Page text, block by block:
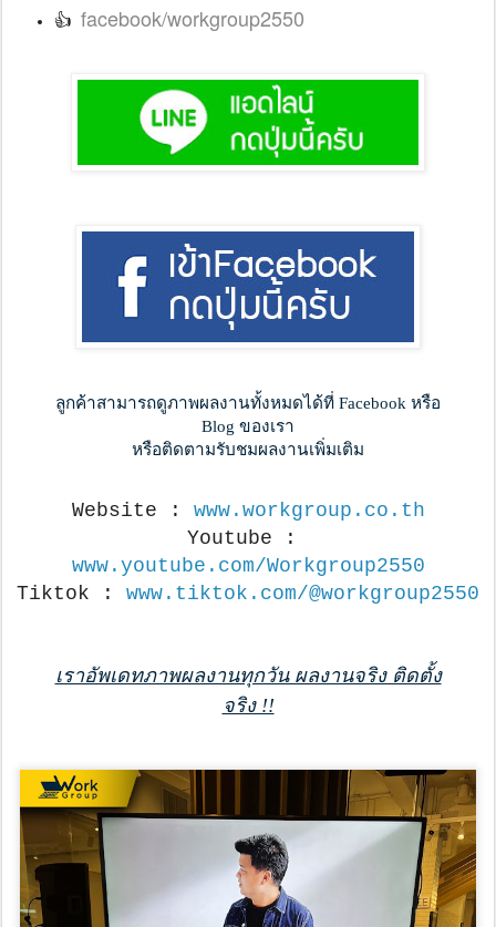
👍 facebook/workgroup2550
ลูกค้าสามารถดูภาพผลงานทั้งหมดได้ที่ Facebook หรือ
Blog ของเรา
หรือติดตามรับชมผลงานเพิ่มเติม
Website : www.workgroup.co.th
www.youtube.com/Workgroup2550
Tiktok : www.tiktok.com/@workgroup2550
เราอัพเดทภาพผลงานทุกวัน ผลงานจริง ติดตั้ง
จริง !!